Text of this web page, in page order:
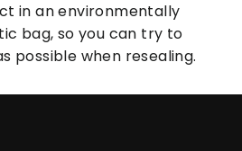
in an environmentally
bag, so you can try to
possible when resealing.